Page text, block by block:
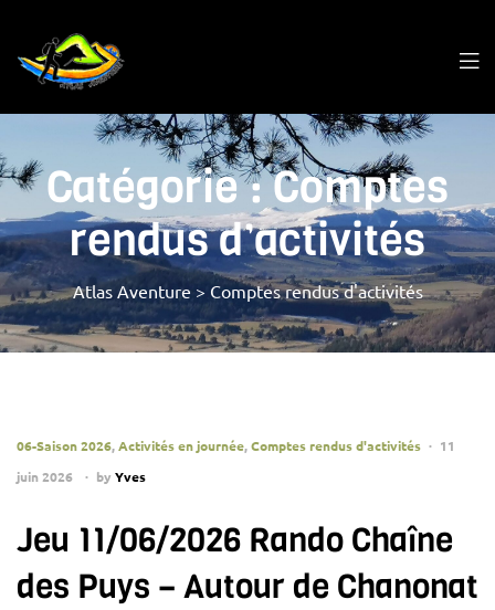
Catégorie :Comptes
rendus d’activités
Atlas Aventure> Comptes rendus d'activités
06-Saison 2026,Activités en journée,Comptes rendus d'activités
11
juin 2026
by Yves
Jeu 11/06/2026 Rando Chaîne
des Puys – Autour de Chanonat